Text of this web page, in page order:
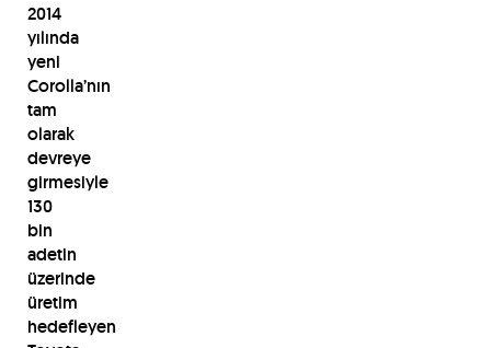
2014
yılında
yeni
Corolla’nın
tam
olarak
devreye
girmesiyle
130
bin
adetin
üzerinde
üretim
hedefleyen